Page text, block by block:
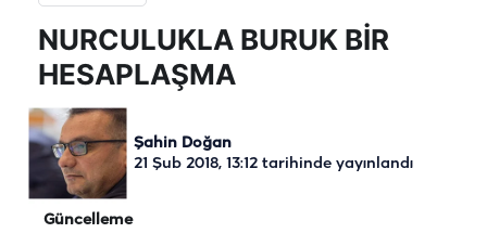
NURCULUKLA BURUK BİR
HESAPLAŞMA
Şahin Doğan
21 Şub 2018, 13:12 tarihinde yayınlandı
Güncelleme